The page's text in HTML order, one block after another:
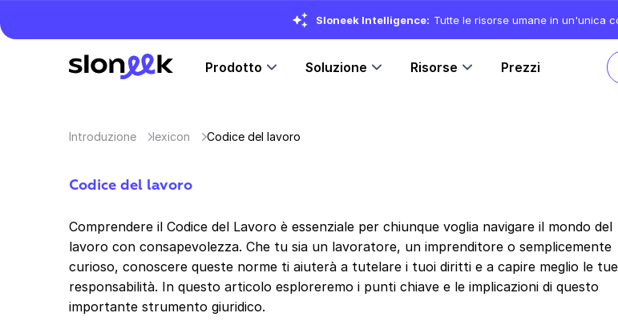
Sloneek Intelligence: Tutte le risorse umane in un'unica
Prodotto Soluzione Risorse Prezzi
Introduzione lexicon Codice del lavoro
Codice del lavoro
Comprendere il Codice del Lavoro è essenziale per chiunque voglia navigare il mondo del
lavoro con consapevolezza. Che tu sia un lavoratore, un imprenditore o semplicemente
curioso, conoscere queste norme ti aiuterà a tutelare i tuoi diritti e a capire meglio le tue
responsabilità. In questo articolo esploreremo i punti chiave e le implicazioni di questo
importante strumento giuridico.